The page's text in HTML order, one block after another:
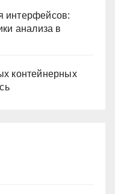
интерфейсов:
анализа в
контейнерных